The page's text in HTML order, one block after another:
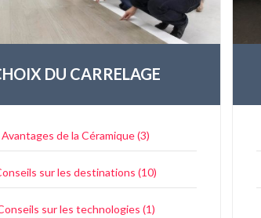
DU CARRELAGE
Avantages de la Céramique (3)
sur les destinations (10)
sur les technologies (1)